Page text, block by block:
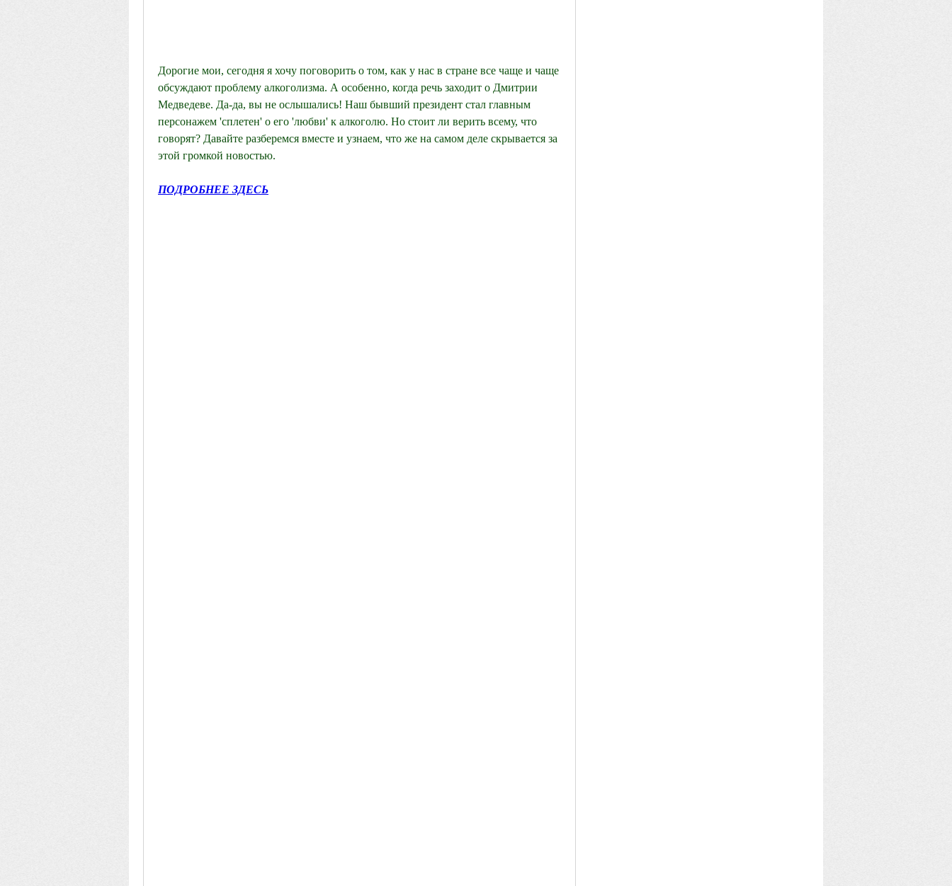
Дорогие мои, сегодня я хочу поговорить о том, как у нас в стране все чаще и чаще
обсуждают проблему алкоголизма. А особенно, когда речь заходит о Дмитрии
Медведеве. Да-да, вы не ослышались! Наш бывший президент стал главным
персонажем 'сплетен' о его 'любви' к алкоголю. Но стоит ли верить всему, что
говорят? Давайте разберемся вместе и узнаем, что же на самом деле скрывается за
этой громкой новостью.
ПОДРОБНЕЕ ЗДЕСЬ